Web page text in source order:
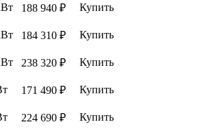
188 940 ₽
Купить
184 310 ₽
Купить
238 320 ₽
Купить
171 490 ₽
Купить
224 690 ₽
Купить